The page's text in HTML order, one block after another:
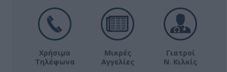
Χρήσιμα
Τηλέφωνα
Μικρές
Αγγελίες
Γιατροί
Ν. Κιλκίς